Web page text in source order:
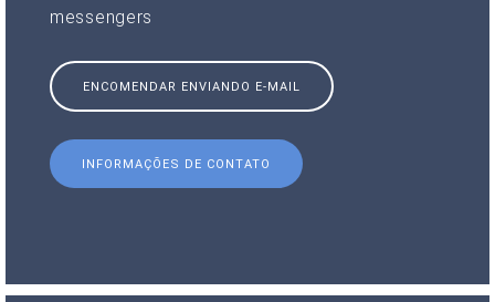
messengers
ENCOMENDAR ENVIANDO E-MAIL
INFORMAÇÕES DE CONTATO